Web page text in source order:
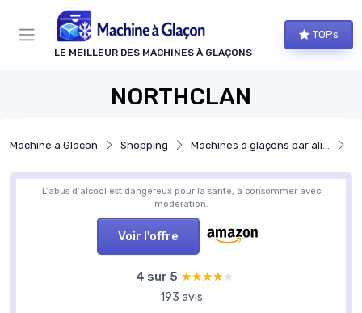
LE MEILLEUR DES MACHINES À GLAÇONS
TOPs
NORTHCLAN
Machine a Glacon Shopping Machines à glaçons par alimentation en eau
L’abus d’alcool est dangereux pour la santé, à consommer avec
modération.
Voir l'offre
4 sur 5 ★★★★★
★★★★★
193 avis
Panneau de gestion des cookies